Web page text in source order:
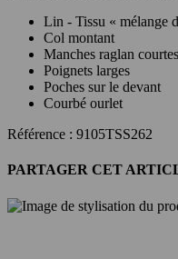
Lin - Tissu « mélange
Col montant
Manches raglan courtes
Poignets larges
Poches sur le devant
Courbé ourlet
Référence : 9105TSS262
PARTAGER CET